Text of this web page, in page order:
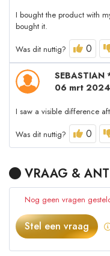
I bought the product with
bought it.
Was dit nuttig?
0
06 mrt 2024
I saw a visible difference
Was dit nuttig?
0
VRAAG &
Nog geen vragen
Stel een vraag